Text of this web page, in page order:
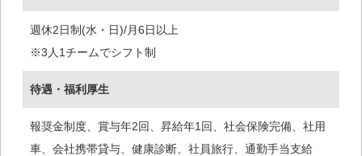
週休2日制(水・日)/月6日以上
※3人1チームでシフト制
待遇・福利厚生
報奨金制度、賞与年2回、昇給年1回、社会保険完備、社用
車、会社携帯貸与、健康診断、社員旅行、通勤手当支給